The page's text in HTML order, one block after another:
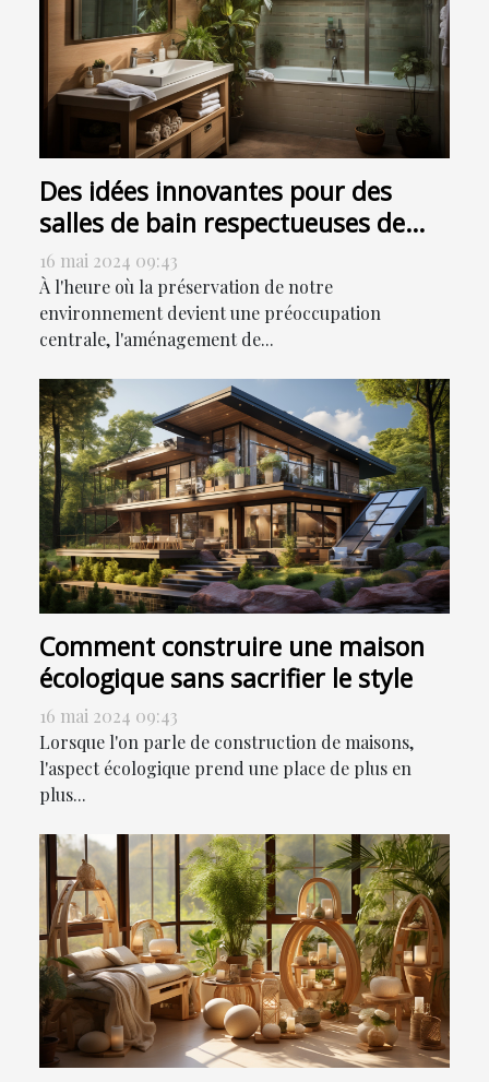
Des idées innovantes pour des
salles de bain respectueuses de
l'environnement
16 mai 2024 09:43
À l'heure où la préservation de notre
environnement devient une préoccupation
centrale, l'aménagement de...
Comment construire une maison
écologique sans sacrifier le style
16 mai 2024 09:43
Lorsque l'on parle de construction de maisons,
l'aspect écologique prend une place de plus en
plus...